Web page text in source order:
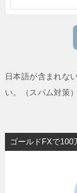
日本語が含まれな
い。（スパム対策）
ゴールドFXで100